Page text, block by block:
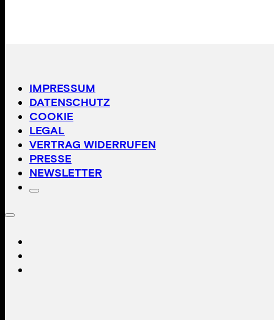
IMPRESSUM
DATENSCHUTZ
COOKIE
LEGAL
VERTRAG WIDERRUFEN
PRESSE
NEWSLETTER